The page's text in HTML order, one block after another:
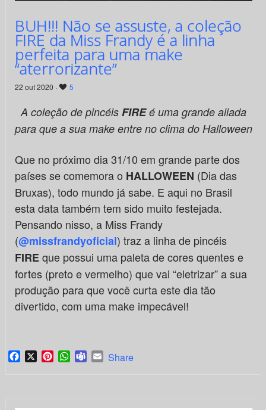
BUH!!! Não se assuste, a coleção
FIRE da Miss Frandy é a linha
perfeita para uma make
“aterrorizante”
22 out 2020 · 5
A coleção de pincéis FIREé uma grande aliada
para que a sua make entre no clima do Halloween
Que no próximo dia 31/10 em grande parte dos
países se comemora o HALLOWEEN (Dia das
Bruxas), todo mundo já sabe. E aqui no Brasil
esta data também tem sido muito festejada.
Pensando nisso, a Miss Frandy
(@missfrandyoficial) traz a linha de pincéis
FIREque possui uma paleta de cores quentes e
fortes (preto e vermelho) que vai “eletrizar” a sua
produção para que você curta este dia tão
divertido, com uma make impecável!
Facebook
X PinterestWhatsApp
TeamsEmail
Share